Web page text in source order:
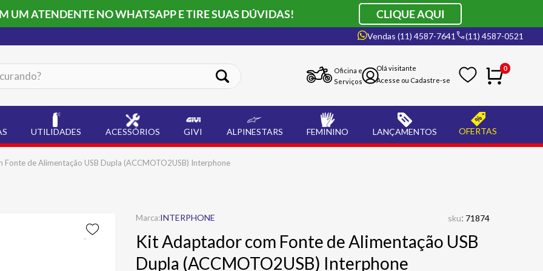
UM ATENDENTE NO WHATSAPP E TIRE SUAS DÚVIDAS! CLIQUE AQUI
Vendas (11) 4587-7641 (11) 4587-0521
Oficina e
Serviços
0
UTILIDADES ACESSÓRIOS GIVI ALPINESTARS FEMININO LANÇAMENTOS OFERTAS
Fonte de Alimentação USB Dupla (ACCMOTO2USB) Interphone
INTERPHONE sku: 71874
Kit Adaptador com Fonte de Alimentação USB
Dupla (ACCMOTO2USB) Interphone